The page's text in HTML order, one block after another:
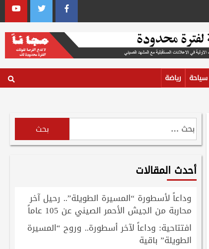
Facebook
Twitter
سياحة
رياضة
البحث
عن:
أحدث المقالات
وداعاً لأسطورة “المسيرة الطويلة”.. رحيل آخر
محاربة من الجيش الأحمر الصيني عن 105 عاماً
افتتاحية: وداعاً لآخر أسطورة.. وروح “المسيرة
الطويلة” باقية